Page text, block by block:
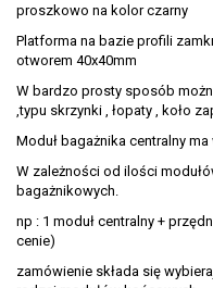
proszkowo na kolor czarny
Platforma na bazie profili
otworem 40x40mm
W bardzo prosty sposób
,typu skrzynki , łopaty , koło
Moduł bagażnika centralny
W zależności od ilości
bagażnikowych.
np : 1 moduł centralny +
cenie)
zamówienie składa się